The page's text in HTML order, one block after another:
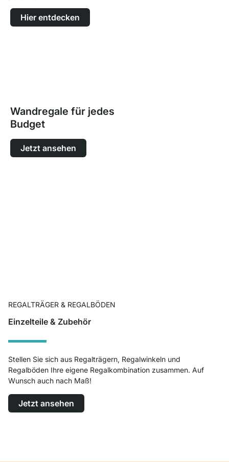
Hier entdecken
Wandregale für jedes
Budget
Jetzt ansehen
REGALTRÄGER & REGALBÖDEN
Einzelteile & Zubehör
Stellen Sie sich aus Regalträgern, Regalwinkeln und
Regalböden Ihre eigene Regalkombination zusammen. Auf
Wunsch auch nach Maß!
Jetzt ansehen